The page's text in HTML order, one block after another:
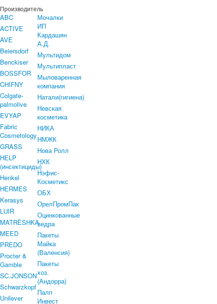
Производитель
ABC
ACTIVE
AVE
Beiersdorf
Benckiser
BOSSFOR
CHIFNY
Colgate-
palmolive
EVYAP
Fabric
Cosmetology
GRASS
HELP
(инсектициды)
Henkel
HERMES
Kerasys
LUIR
MATRЁSHKA
MEED
PREDO
Procter &
Gamble
SC.JONSON
Schwarzkopf
Unilever
Мочалки
ИП
Кардашян
А.Д.
Мультидом
Мультипласт
Мыловаренная
компания
Натали(гигиена)
Невская
косметика
НИКА
НМЖК
Нова Ролл
НХК
Нэфис-
Косметикс
ОБХ
ОрелПромПак
Оцинкованные
ведра
Пакеты
Майка
(Валенсия)
Пакеты
хоз.
(Андорра)
Палп
Инвест